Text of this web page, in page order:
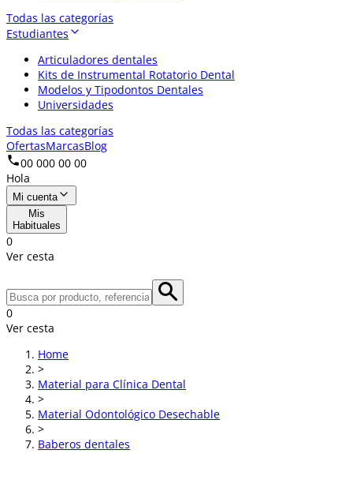
Todas las categorías
Estudiantes
Articuladores dentales
Kits de Instrumental Rotatorio Dental
Modelos y Tipodontos Dentales
Universidades
Todas las categorías
OfertasMarcasBlog
00 000 00 00
Hola
Mi cuenta
Mis
Habituales
0
Ver cesta
0
Ver cesta
Home
>
Material para Clínica Dental
>
Material Odontológico Desechable
>
Baberos dentales